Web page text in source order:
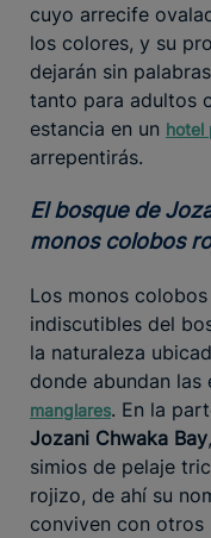
cuyo arrecife
los colores, y su
dejarán sin
tanto para adultos
estancia en un hotel
arrepentirás.
El bosque de Jozani y el encuentro con los
monos colobos
Los monos
indiscutibles del
la naturaleza
donde abundan
manglares. En la
Jozani Chwaka Bay
simios de pelaje
rojizo, de ahí su
conviven con otros